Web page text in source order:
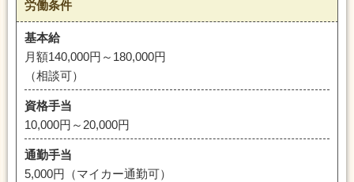
労働条件
基本給
月額140,000円～180,000円
（相談可）
資格手当
10,000円～20,000円
通勤手当
5,000円（マイカー通勤可）